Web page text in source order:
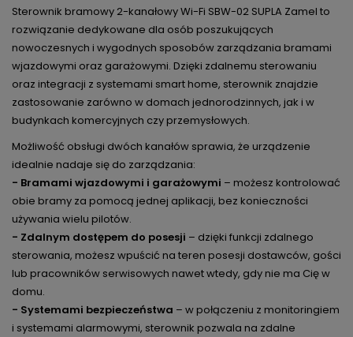
Sterownik bramowy 2-kanałowy Wi-Fi SBW-02 SUPLA Zamel to
rozwiązanie dedykowane dla osób poszukujących
nowoczesnych i wygodnych sposobów zarządzania bramami
wjazdowymi oraz garażowymi. Dzięki zdalnemu sterowaniu
oraz integracji z systemami smart home, sterownik znajdzie
zastosowanie zarówno w domach jednorodzinnych, jak i w
budynkach komercyjnych czy przemysłowych.
Możliwość obsługi dwóch kanałów sprawia, że urządzenie
idealnie nadaje się do zarządzania:
- Bramami wjazdowymi i garażowymi – możesz kontrolować
obie bramy za pomocą jednej aplikacji, bez konieczności
używania wielu pilotów.
- Zdalnym dostępem do posesji – dzięki funkcji zdalnego
sterowania, możesz wpuścić na teren posesji dostawców, gości
lub pracowników serwisowych nawet wtedy, gdy nie ma Cię w
domu.
- Systemami bezpieczeństwa – w połączeniu z monitoringiem
i systemami alarmowymi, sterownik pozwala na zdalne